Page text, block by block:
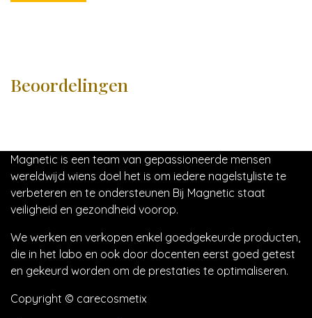
Beoordelingen
Magnetic is een team van gepassioneerde mensen
wereldwijd wiens doel het is om iedere nagelstyliste te
verbeteren en te ondersteunen Bij Magnetic staat
veiligheid en gezondheid voorop.
We werken en verkopen enkel goedgekeurde producten,
die in het labo en ook door docenten eerst goed getest
en gekeurd worden om de prestaties te optimaliseren.
Copyright © carecosmetix